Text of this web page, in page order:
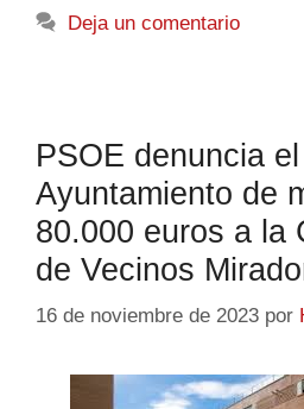
Deja un comentario
PSOE denuncia
Ayuntamiento de
80.000 euros a la
de Vecinos
16 de noviembre de 2023 por